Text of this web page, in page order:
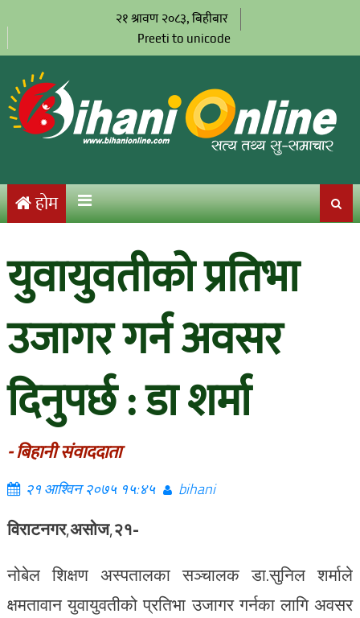
२१ श्रावण २०८३, बिहीबार
Preeti to unicode
होम
युवायुवतीको प्रतिभा
उजागर गर्न अवसर
दिनुपर्छ : डा शर्मा
- बिहानी संवाददाता
२१ आश्विन २०७५ १५:४५ bihani
विराटनगर,असोज,२१-
नोबेल शिक्षण अस्पतालका सञ्चालक डा.सुनिल शर्माले
क्षमतावान युवायुवतीको प्रतिभा उजागर गर्नका लागि अवसर